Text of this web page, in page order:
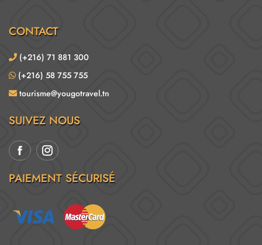
CONTACT
(+216) 71 881 300
(+216) 58 755 755
tourisme@yougotravel.tn
SUIVEZ NOUS
PAIEMENT SÉCURISÉ